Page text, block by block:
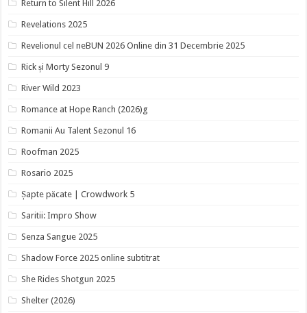
Return to Silent Hill 2026
Revelations 2025
Revelionul cel neBUN 2026 Online din 31 Decembrie 2025
Rick și Morty Sezonul 9
River Wild 2023
Romance at Hope Ranch (2026)g
Romanii Au Talent Sezonul 16
Roofman 2025
Rosario 2025
Șapte păcate | Crowdwork 5
Saritii: Impro Show
Senza Sangue 2025
Shadow Force 2025 online subtitrat
She Rides Shotgun 2025
Shelter (2026)